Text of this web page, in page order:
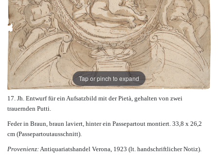
Tap or pinch to expand
17. Jh. Entwurf für ein Aufsatzbild mit der Pietà, gehalten von zwei
trauernden Putti.
Feder in Braun, braun laviert, hinter ein Passepartout montiert. 33,8 x 26,2
cm (Passepartoutausschnitt).
Provenienz:Antiquariatshandel Verona, 1923 (lt. handschriftlicher Notiz).